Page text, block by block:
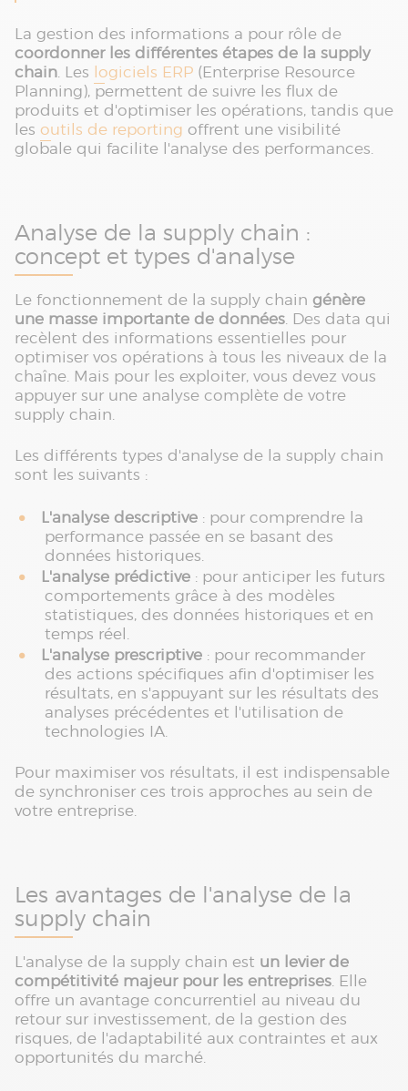
La gestion des informations a pour rôle de
coordonner les différentes étapes de la supply
chain. Les logiciels ERP (Enterprise Resource
Planning), permettent de suivre les flux de
produits et d'optimiser les opérations, tandis que
les outils de reporting offrent une visibilité
globale qui facilite l'analyse des performances.
Analyse de la supply chain :
concept et types d'analyse
Le fonctionnement de la supply chain génère
une masse importante de données. Des data qui
recèlent des informations essentielles pour
optimiser vos opérations à tous les niveaux de la
chaîne. Mais pour les exploiter, vous devez vous
appuyer sur une analyse complète de votre
supply chain.
Les différents types d'analyse de la supply chain
sont les suivants :
L'analyse descriptive : pour comprendre la
performance passée en se basant des
données historiques.
L'analyse prédictive : pour anticiper les futurs
comportements grâce à des modèles
statistiques, des données historiques et en
temps réel.
L'analyse prescriptive : pour recommander
des actions spécifiques afin d'optimiser les
résultats, en s'appuyant sur les résultats des
analyses précédentes et l'utilisation de
technologies IA.
Pour maximiser vos résultats, il est indispensable
de synchroniser ces trois approches au sein de
votre entreprise.
Les avantages de l'analyse de la
supply chain
L'analyse de la supply chain est un levier de
compétitivité majeur pour les entreprises. Elle
offre un avantage concurrentiel au niveau du
retour sur investissement, de la gestion des
risques, de l'adaptabilité aux contraintes et aux
opportunités du marché.